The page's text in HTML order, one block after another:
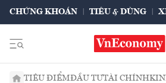
CHỨNG KHOÁN TIÊU & DÙNG
TIÊU ĐIỂMĐẦU TƯTÀI CHÍNH